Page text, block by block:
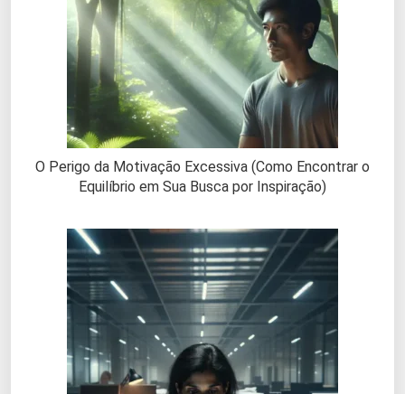
O Perigo da Motivação Excessiva (Como Encontrar o
Equilíbrio em Sua Busca por Inspiração)